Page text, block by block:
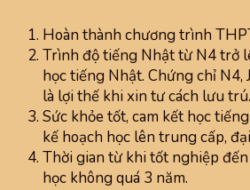
Hoàn thành chương trình
Trình độ tiếng Nhật từ N4 trở
học tiếng Nhật. Chứng chỉ N4,
là lợi thế khi xin tư cách lưu trú.
Sức khỏe tốt, cam kết học
kế hoạch học lên trung cấp,
Thời gian từ khi tốt nghiệp
học không quá 3 năm.